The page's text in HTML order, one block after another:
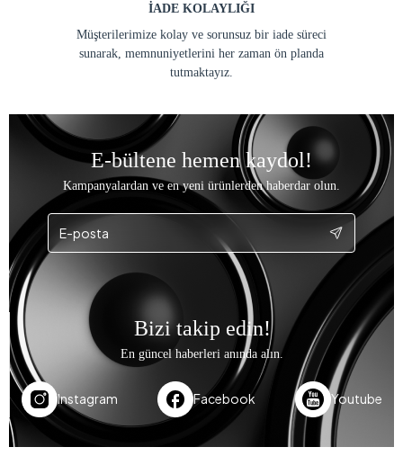
İADE KOLAYLIĞI
Müşterilerimize kolay ve sorunsuz bir iade süreci
sunarak, memnuniyetlerini her zaman ön planda
tutmaktayız.
E-bültene hemen kaydol!
Kampanyalardan ve en yeni ürünlerden haberdar olun.
Bizi takip edin!
En güncel haberleri anında alın.
Instagram Facebook Youtube